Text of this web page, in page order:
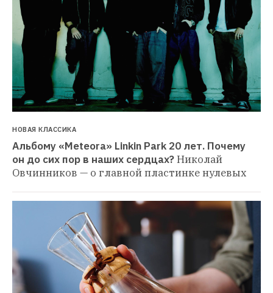
НОВАЯ КЛАССИКА
Альбому «Meteora» Linkin Park 20 лет. Почему
он до сих пор в наших сердцах?Николай
Овчинников — о главной пластинке нулевых